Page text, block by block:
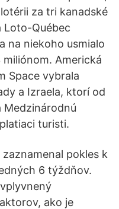
za tri kanadské
Loto-Québec
na niekoho usmialo
Americká
Space vybrala
a Izraela, ktorí od
Medzinárodnú
turisti.
pokles k
6 týždňov.
ako je